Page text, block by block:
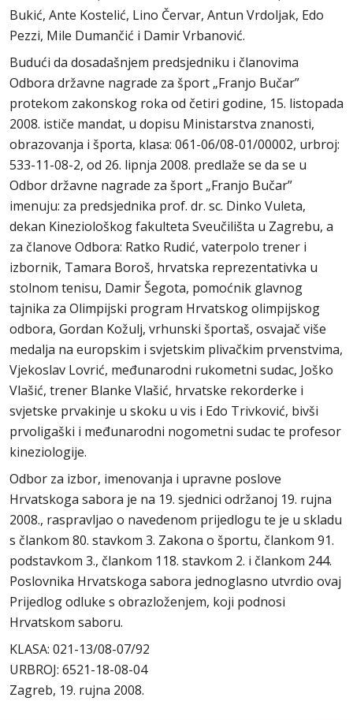
Bukić, Ante Kostelić, Lino Červar, Antun Vrdoljak, Edo
Pezzi, Mile Dumančić i Damir Vrbanović.
Budući da dosadašnjem predsjedniku i članovima
Odbora državne nagrade za šport „Franjo Bučar”
protekom zakonskog roka od četiri godine, 15. listopada
2008. ističe mandat, u dopisu Ministarstva znanosti,
obrazovanja i športa, klasa: 061-06/08-01/00002, urbroj:
533-11-08-2, od 26. lipnja 2008. predlaže se da se u
Odbor državne nagrade za šport „Franjo Bučar”
imenuju: za predsjednika prof. dr. sc. Dinko Vuleta,
dekan Kineziološkog fakulteta Sveučilišta u Zagrebu, a
za članove Odbora: Ratko Rudić, vaterpolo trener i
izbornik, Tamara Boroš, hrvatska reprezentativka u
stolnom tenisu, Damir Šegota, pomoćnik glavnog
tajnika za Olimpijski program Hrvatskog olimpijskog
odbora, Gordan Kožulj, vrhunski športaš, osvajač više
medalja na europskim i svjetskim plivačkim prvenstvima,
Vjekoslav Lovrić, međunarodni rukometni sudac, Joško
Vlašić, trener Blanke Vlašić, hrvatske rekorderke i
svjetske prvakinje u skoku u vis i Edo Trivković, bivši
prvoligaški i međunarodni nogometni sudac te profesor
kineziologije.
Odbor za izbor, imenovanja i upravne poslove
Hrvatskoga sabora je na 19. sjednici održanoj 19. rujna
2008., raspravljao o navedenom prijedlogu te je u skladu
s člankom 80. stavkom 3. Zakona o športu, člankom 91.
podstavkom 3., člankom 118. stavkom 2. i člankom 244.
Poslovnika Hrvatskoga sabora jednoglasno utvrdio ovaj
Prijedlog odluke s obrazloženjem, koji podnosi
Hrvatskom saboru.
KLASA: 021-13/08-07/92
URBROJ: 6521-18-08-04
Zagreb, 19. rujna 2008.